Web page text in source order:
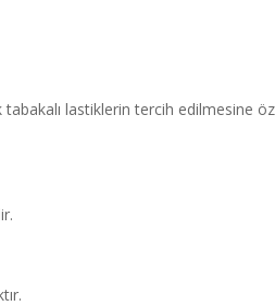
tabakalı lastiklerin tercih edilmesine